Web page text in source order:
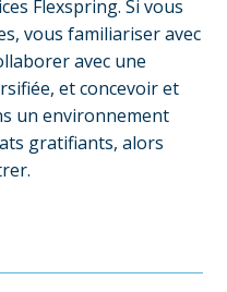
Flexspring. Si vous
vous familiariser avec
avec une
et concevoir et
un environnement
gratifiants, alors